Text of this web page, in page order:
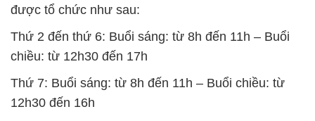
được tổ chức như sau:
Thứ 2 đến thứ 6: Buổi sáng: từ 8h đến 11h – Buổi
chiều: từ 12h30 đến 17h
Thứ 7: Buổi sáng: từ 8h đến 11h – Buổi chiều: từ
12h30 đến 16h